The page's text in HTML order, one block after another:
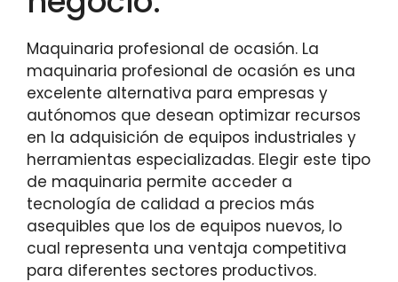
Maquinaria profesional de ocasión. La
maquinaria profesional de ocasión es una
excelente alternativa para empresas y
autónomos que desean optimizar recursos
en la adquisición de equipos industriales y
herramientas especializadas. Elegir este tipo
de maquinaria permite acceder a
tecnología de calidad a precios más
asequibles que los de equipos nuevos, lo
cual representa una ventaja competitiva
para diferentes sectores productivos.